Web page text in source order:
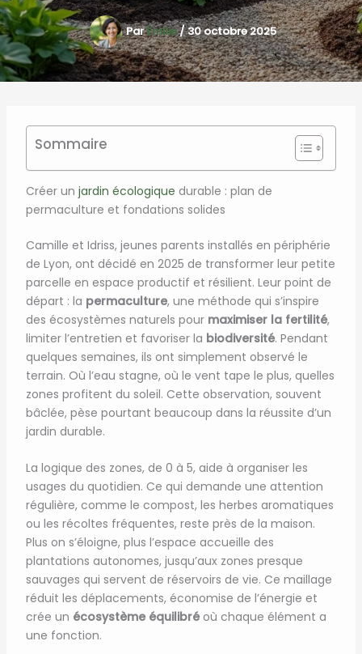
ParÉmilie/30 octobre 2025
Sommaire
Créer un jardin écologique durable : plan de
permaculture et fondations solides
Camille et Idriss, jeunes parents installés en périphérie
de Lyon, ont décidé en 2025 de transformer leur petite
parcelle en espace productif et résilient. Leur point de
départ : la permaculture, une méthode qui s’inspire
des écosystèmes naturels pour maximiser la fertilité,
limiter l’entretien et favoriser la biodiversité. Pendant
quelques semaines, ils ont simplement observé le
terrain. Où l’eau stagne, où le vent tape le plus, quelles
zones profitent du soleil. Cette observation, souvent
bâclée, pèse pourtant beaucoup dans la réussite d’un
jardin durable.
La logique des zones, de 0 à 5, aide à organiser les
usages du quotidien. Ce qui demande une attention
régulière, comme le compost, les herbes aromatiques
ou les récoltes fréquentes, reste près de la maison.
Plus on s’éloigne, plus l’espace accueille des
plantations autonomes, jusqu’aux zones presque
sauvages qui servent de réservoirs de vie. Ce maillage
réduit les déplacements, économise de l’énergie et
crée un écosystème équilibréoù chaque élément a
une fonction.